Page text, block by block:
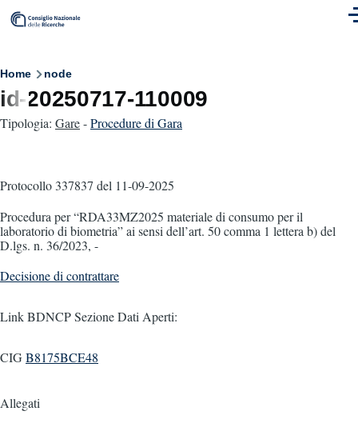
Skip to main content
Breadcrumb
Home node
id-20250717-110009
Tipologia: Gare-Procedure di Gara
Protocollo 337837 del 11-09-2025
Procedura per “RDA33MZ2025 materiale di consumo per il
laboratorio di biometria” ai sensi dell’art. 50 comma 1 lettera b) del
D.lgs. n. 36/2023, -
Decisione di contrattare
Link BDNCP Sezione Dati Aperti:
CIGB8175BCE48
Allegati